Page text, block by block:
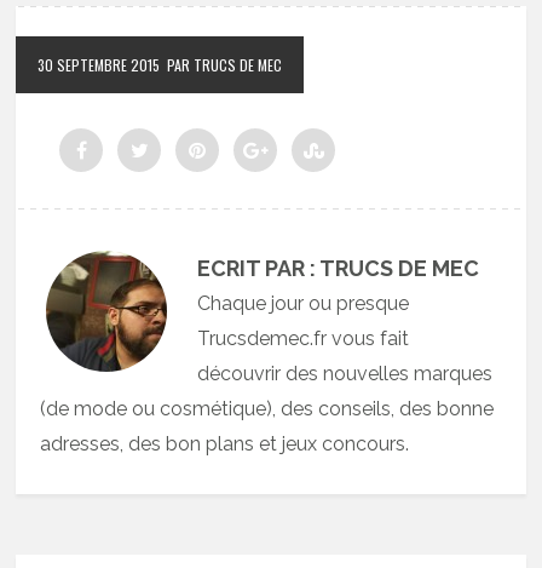
30 SEPTEMBRE 2015 PAR TRUCS DE MEC
ECRIT PAR : TRUCS DE MEC
Chaque jour ou presque
Trucsdemec.fr vous fait
découvrir des nouvelles marques
(de mode ou cosmétique), des conseils, des bonne
adresses, des bon plans et jeux concours.